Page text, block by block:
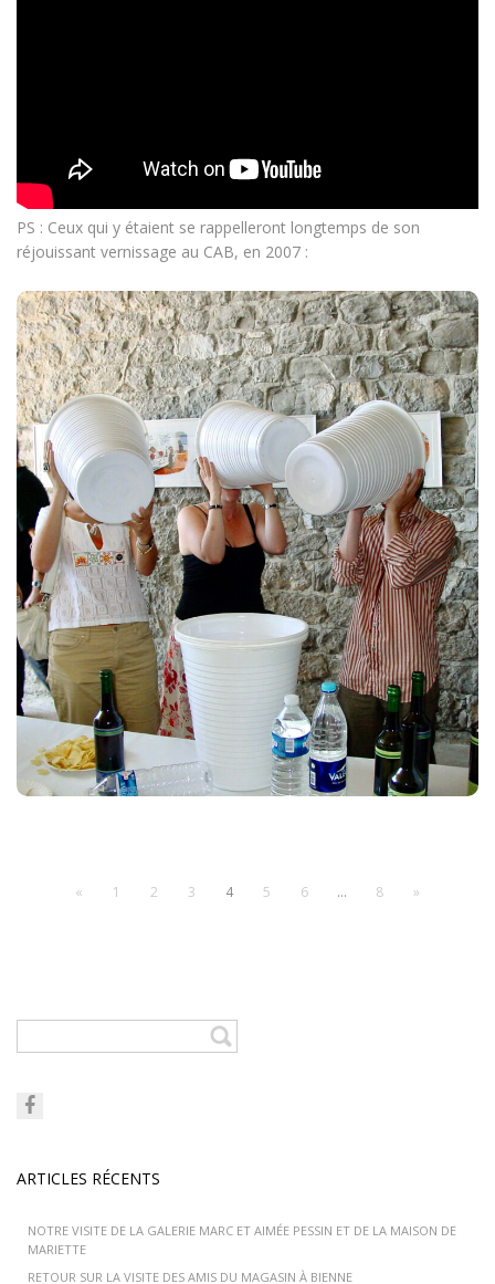
PS : Ceux qui y étaient se rappelleront longtemps de son
réjouissant vernissage au CAB, en 2007 :
« 1 2 3 4 5 6 … 8 »
ARTICLES RÉCENTS
NOTRE VISITE DE LA GALERIE MARC ET AIMÉE PESSIN ET DE LA MAISON DE
MARIETTE
RETOUR SUR LA VISITE DES AMIS DU MAGASIN À BIENNE